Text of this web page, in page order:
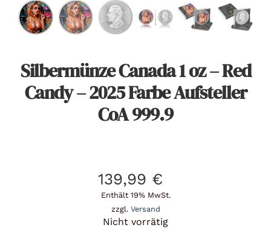
Warenkorb
Silbermünze Canada 1 oz – Red
Candy – 2025 Farbe Aufsteller
CoA 999.9
139,99 €
Enthält 19% MwSt.
zzgl. Versand
Nicht vorrätig